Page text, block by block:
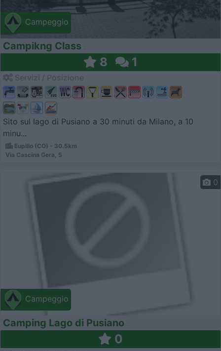
Campeggio
Campikng Class
8 1
Sito sul lago di Pusiano a 30 minuti da Milano, a 10
minu...
Eupilio (CO) - 30.5km
Via Cascina Gera, 5
Campeggio
0
Camping Lago di Pusiano
0